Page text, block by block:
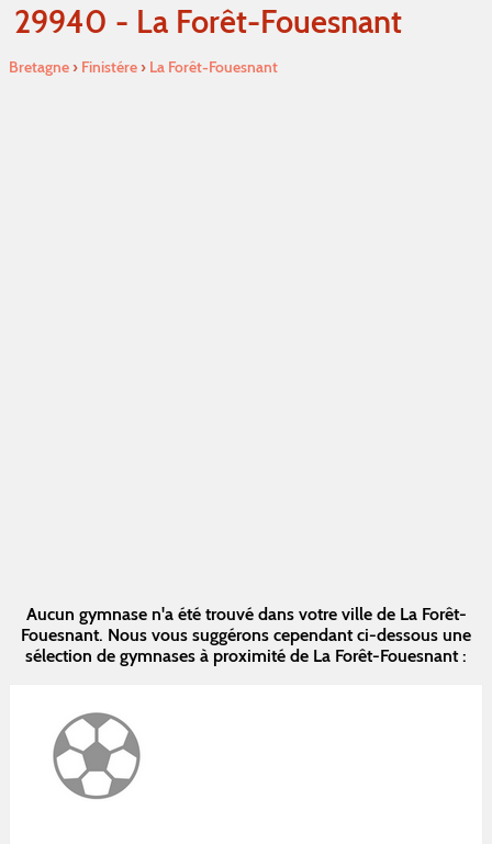
29940 - La Forêt-Fouesnant
Bretagne› Finistére› La Forêt-Fouesnant
Aucun gymnase n'a été trouvé dans votre ville de La Forêt-
Fouesnant. Nous vous suggérons cependant ci-dessous une
sélection de gymnases à proximité de La Forêt-Fouesnant :